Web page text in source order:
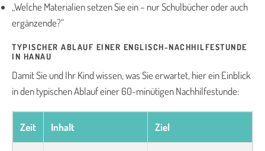
„Welche Materialien setzen Sie ein – nur Schulbücher oder auch
ergänzende?“
TYPISCHER ABLAUF EINER ENGLISCH-NACHHILFESTUNDE
IN HANAU
Damit Sie und Ihr Kind wissen, was Sie erwartet, hier ein Einblick
in den typischen Ablauf einer 60-minütigen Nachhilfestunde:
Zeit Inhalt Ziel